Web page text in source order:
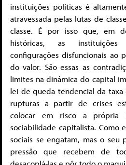
instituições políticas é
atravessada pelas lutas de
classe. É por isso que, em
históricas, as instituições
configurações disfuncionais ao
do valor. São essas as
limites na dinâmica do capital
lei de queda tendencial da
rupturas a partir de crises
colocar em risco a própria
sociabilidade capitalista. Como
sociais se engatam, mas o
pressão que recebem de